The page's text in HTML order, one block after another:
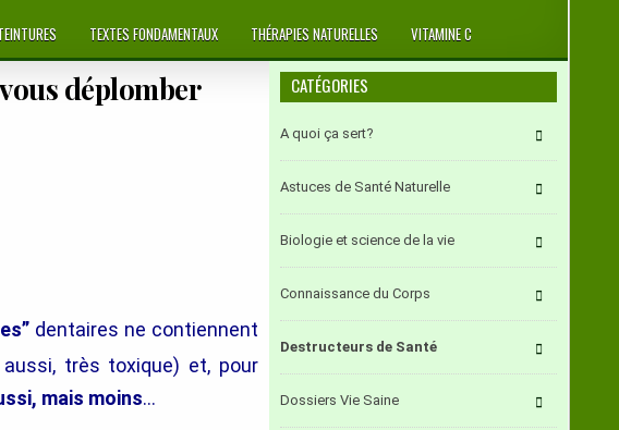
TEXTES FONDAMENTAUX THÉRAPIES NATURELLES VITAMINE C
déplomber
dentaires ne contiennent
aussi, très toxique) et, pour
mais moins…
CATÉGORIES
A quoi ça sert?
Astuces de Santé Naturelle
Biologie et science de la vie
Connaissance du Corps
Destructeurs de Santé
Dossiers Vie Saine